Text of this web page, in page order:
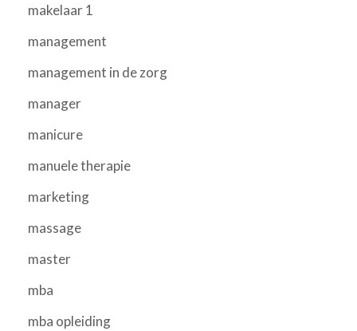
makelaar 1
management
management in de zorg
manager
manicure
manuele therapie
marketing
massage
master
mba
mba opleiding